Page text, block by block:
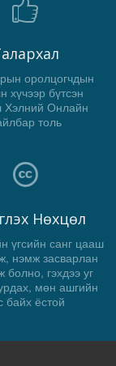
оролцогчдын
хүчээр бүтсэн
Хэлний Онлайн
толь
Нөхцөл
үгсийн санг цааш
нэмж засварлан
болно, гэхдээ уг
мөн ашгийн
байх ёстой